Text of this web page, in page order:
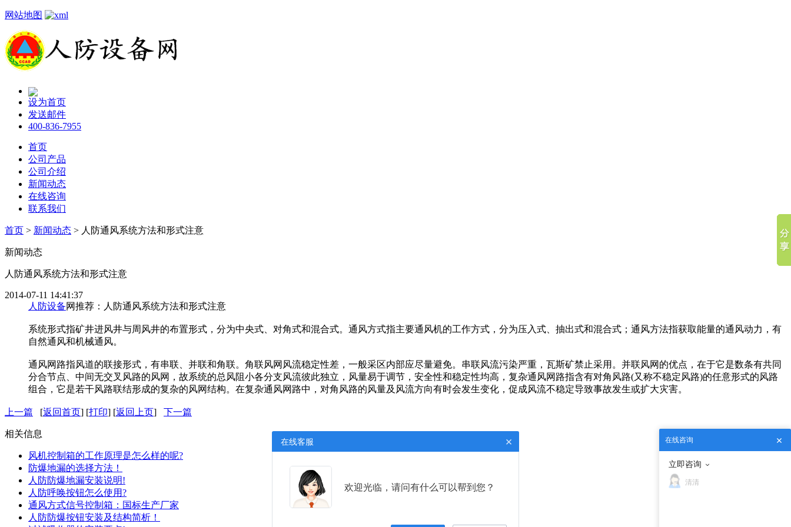
网站地图
设为首页
发送邮件
400-836-7955
首页
公司产品
公司介绍
新闻动态
在线咨询
联系我们
首页 > 新闻动态 > 人防通风系统方法和形式注意
新闻动态
人防通风系统方法和形式注意
2014-07-11 14:41:37
人防设备网推荐：人防通风系统方法和形式注意
系统形式指矿井进风井与周风井的布置形式，分为中央式、对角式和混合式。通风方式指主要通风机的工作方式，分为压入式、抽出式和混合式；通风方法指获取能量的通风动力，有
自然通风和机械通风。
通风网路指风道的联接形式，有串联、并联和角联。角联风网风流稳定性差，一般采区内部应尽量避免。串联风流污染严重，瓦斯矿禁止采用。并联风网的优点，在于它是数条有共同
分合节点、中间无交叉风路的风网，故系统的总风阻小各分支风流彼此独立，风量易于调节，安全性和稳定性均高，复杂通风网路指含有对角风路(又称不稳定风路)的任意形式的风路
组合，它是若干风路联结形成的复杂的风网结构。在复杂通风网路中，对角风路的风量及风流方向有时会发生变化，促成风流不稳定导致事故发生或扩大灾害。
上一篇 [返回首页] [打印] [返回上页] 下一篇
相关信息
风机控制箱的工作原理是怎么样的呢?
防爆地漏的选择方法！
人防防爆地漏安装说明!
人防呼唤按钮怎么使用?
通风方式信号控制箱：国标生产厂家
人防防爆按钮安装及结构简析！
在线咨询
立即咨询
清清
在线客服
欢迎光临，请问有什么可以帮到您？
×